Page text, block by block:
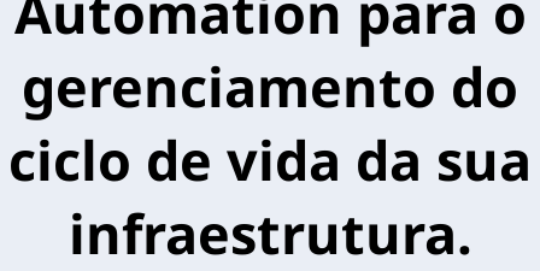
gerenciamento do
ciclo de vida da sua
infraestrutura.